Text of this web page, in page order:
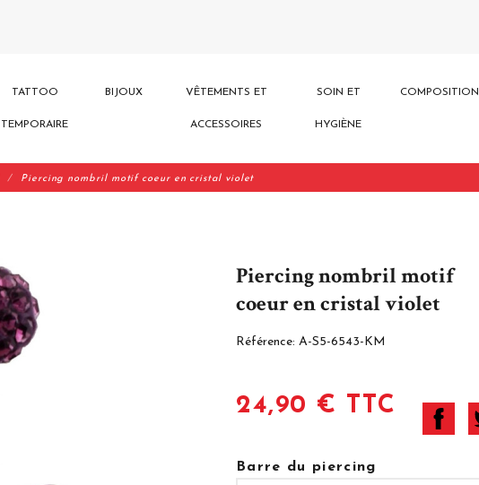
TATTOO
TEMPORAIRE
BIJOUX VÊTEMENTS ET
ACCESSOIRES
SOIN ET
HYGIÈNE
COMPOSITION
Piercing nombril motif coeur en cristal violet
Piercing nombril motif
coeur en cristal violet
Référence: A-S5-6543-KM
24,90 € TTC
Barre du piercing